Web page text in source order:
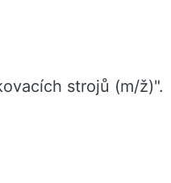
strojů (m/ž)".